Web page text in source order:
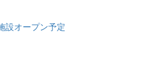
設オープン予定